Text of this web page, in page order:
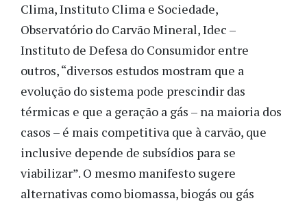
Clima, Instituto Clima e Sociedade,
Observatório do Carvão Mineral, Idec –
Instituto de Defesa do Consumidor entre
outros, “diversos estudos mostram que a
evolução do sistema pode prescindir das
térmicas e que a geração a gás – na maioria dos
casos – é mais competitiva que à carvão, que
inclusive depende de subsídios para se
viabilizar”. O mesmo manifesto sugere
alternativas como biomassa, biogás ou gás